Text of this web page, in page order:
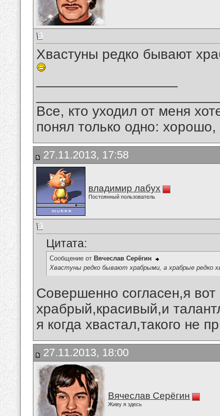
Хвастуны редко бывают
Все, кто уходил от меня
понял только одно:
27.11.2013, 17:58
владимир лабух
Постоянный пользователь
Цитата:
Сообщение от Вячеслав Серёгин
Хвастуны редко бывают храбрыми, а храбрые редко
Совершенно согласен,я
храбрый,красивый,и
я когда хвастал,такого не
27.11.2013, 18:00
Вячеслав Серёгин
Живу я здесь